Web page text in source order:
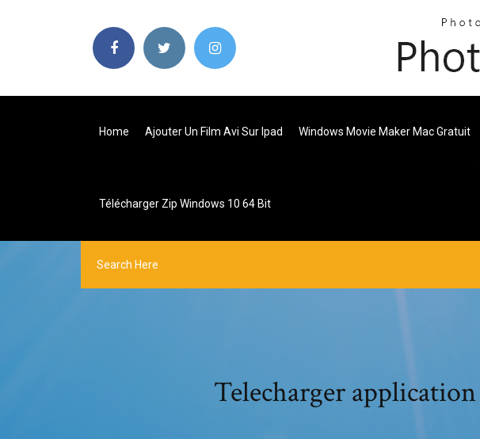
Home Ajouter Un Film Avi Sur Ipad Windows Movie Maker Mac Gratuit
Télécharger Zip Windows 10 64 Bit
Telecharger